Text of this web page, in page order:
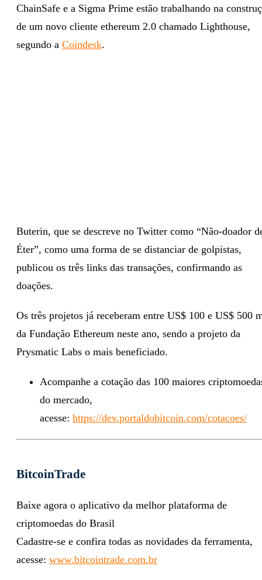
ChainSafe e a Sigma Prime estão trabalhando na
de um novo cliente ethereum 2.0 chamado Lighthouse,
segundo a Coindesk.
Buterin, que se descreve no Twitter como “Não-doador
Éter”, como uma forma de se distanciar de golpistas,
publicou os três links das transações, confirmando as
doações.
Os três projetos já receberam entre US$ 100 e US$ 500
da Fundação Ethereum neste ano, sendo a projeto da
Prysmatic Labs o mais beneficiado.
Acompanhe a cotação das 100 maiores
do mercado,
acesse: https://dev.portaldobitcoin.com/cotacoes/
BitcoinTrade
Baixe agora o aplicativo da melhor plataforma de
criptomoedas do Brasil
Cadastre-se e confira todas as novidades da ferramenta,
acesse: www.bitcointrade.com.br